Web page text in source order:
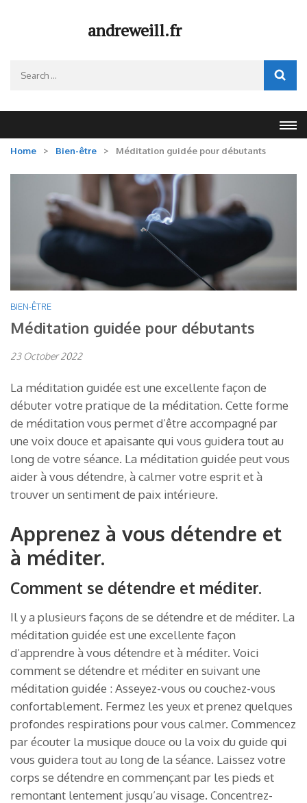
Enter)
andreweill.fr
Home > Bien-être > Méditation guidée pour débutants
BIEN-ÊTRE
Méditation guidée pour débutants
23 October 2022
La méditation guidée est une excellente façon de
débuter votre pratique de la méditation. Cette forme
de méditation vous permet d’être accompagné par
une voix douce et apaisante qui vous guidera tout au
long de votre séance. La méditation guidée peut vous
aider à vous détendre, à calmer votre esprit et à
trouver un sentiment de paix intérieure.
Apprenez à vous détendre et
à méditer.
Comment se détendre et méditer.
Il y a plusieurs façons de se détendre et de méditer. La
méditation guidée est une excellente façon
d’apprendre à vous détendre et à méditer. Voici
comment se détendre et méditer en suivant une
méditation guidée : Asseyez-vous ou couchez-vous
confortablement. Fermez les yeux et prenez quelques
profondes respirations pour vous calmer. Commencez
par écouter la musique douce ou la voix du guide qui
vous guidera tout au long de la séance. Laissez votre
corps se détendre en commençant par les pieds et
remontant lentement jusqu’au visage. Concentrez-